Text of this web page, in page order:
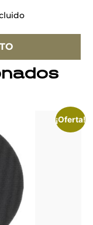
¡Oferta!